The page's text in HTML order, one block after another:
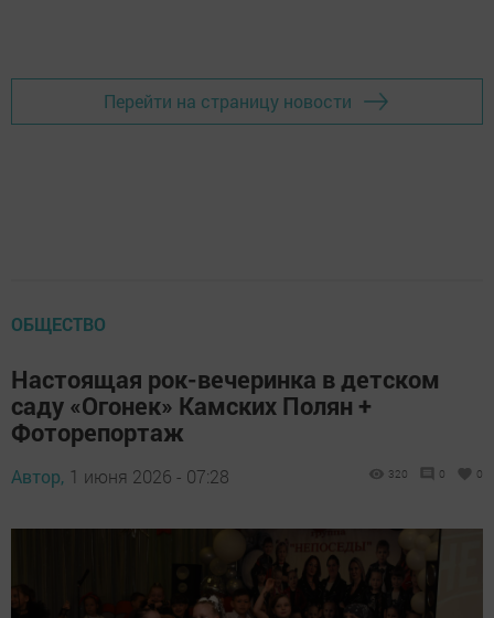
Перейти на страницу новости
ОБЩЕСТВО
Настоящая рок-вечеринка в детском
саду «Огонек» Камских Полян +
Фоторепортаж
Автор, 1 июня 2026 - 07:28 320 0 0